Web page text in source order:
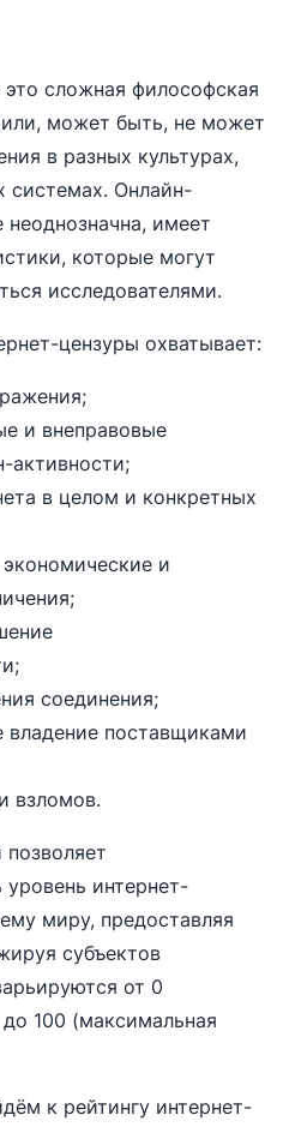
сложная философская
может быть, не может
в разных культурах,
системах. Онлайн-
имеет
которые могут
исследователями.
цензуры охватывает:
и внеправовые
активности;
в целом и конкретных
и
соединения;
владение поставщиками
взломов.
позволяет
уровень интернет-
миру, предоставляя
субъектов
от 0
100 (максимальная
к рейтингу интернет-